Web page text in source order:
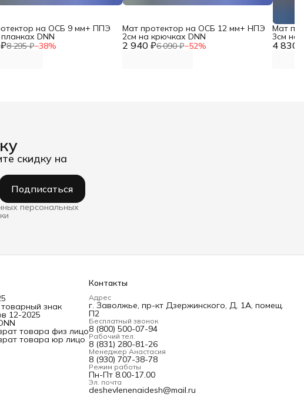
8 295 ₽−38%
на ОСБ 9 мм+ ППЭ
DNN
2 940 ₽6 090 ₽−52%
Мат протектор на ОСБ 12 мм+ НПЭ
2см на крючках DNN
4 830
Мат
3см на
скидку на
Подписаться
персональных
знак
12-2025
товара физ лицо
товара юр лицо
Контакты
Адрес
г. Заволжье, пр-кт Дзержинского, Д. 1А, помещ.
П2
Бесплатный звонок
8 (800) 500-07-94
Рабочий тел.
8 (831) 280-81-26
Менеджер Анастасия
8 (930) 707-38-78
Режим работы
Пн-Пт 8.00-17.00
Эл. почта
deshevlenenaidesh@mail.ru